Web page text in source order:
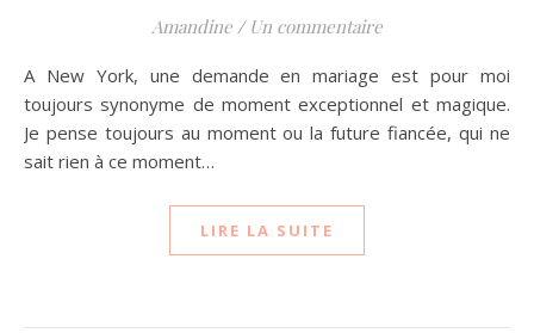
Amandine / Un commentaire
A New York, une demande en mariage est pour moi
toujours synonyme de moment exceptionnel et magique.
Je pense toujours au moment ou la future fiancée, qui ne
sait rien à ce moment…
LIRE LA SUITE